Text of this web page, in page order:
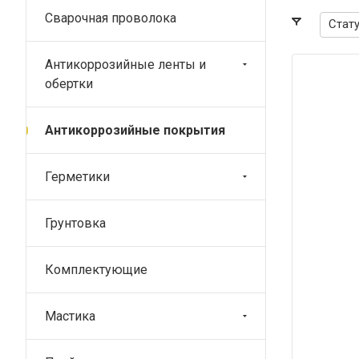
изоляция объектов магистральных
Сварочная проволока
Антикоррозийные ленты и
обертки
Антикоррозийные покрытия
Герметики
Грунтовка
Комплектующие
Мастика